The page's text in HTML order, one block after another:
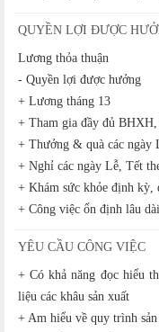
QUYỀN LỢI ĐƯỢC
Lương thỏa thuận
- Quyền lợi được hưởng
+ Lương tháng 13
+ Tham gia đầy đủ
+ Thưởng & quà các ngày
+ Nghỉ các ngày Lễ, Tết
+ Khám sức khỏe định kỳ,
+ Công việc ổn định lâu
YÊU CẦU CÔNG VIỆC
+ Có khả năng đọc hiểu
liệu các khâu sản xuất
+ Am hiểu về quy trình